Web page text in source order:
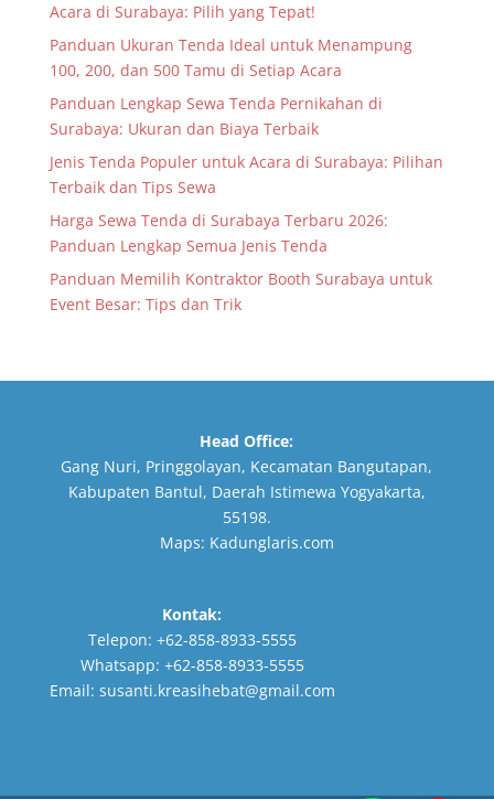
Acara di Surabaya: Pilih yang Tepat!
Panduan Ukuran Tenda Ideal untuk Menampung
100, 200, dan 500 Tamu di Setiap Acara
Panduan Lengkap Sewa Tenda Pernikahan di
Surabaya: Ukuran dan Biaya Terbaik
Jenis Tenda Populer untuk Acara di Surabaya: Pilihan
Terbaik dan Tips Sewa
Harga Sewa Tenda di Surabaya Terbaru 2026:
Panduan Lengkap Semua Jenis Tenda
Panduan Memilih Kontraktor Booth Surabaya untuk
Event Besar: Tips dan Trik
Head Office:
Gang Nuri, Pringgolayan, Kecamatan Bangutapan,
Kabupaten Bantul, Daerah Istimewa Yogyakarta,
55198.
Maps: Kadunglaris.com
Kontak:
Telepon: +62-858-8933-5555
Whatsapp: +62-858-8933-5555
Email: susanti.kreasihebat@gmail.com